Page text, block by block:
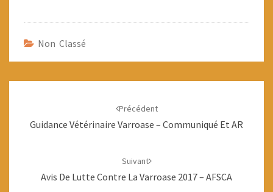
Non Classé
Précédent
Guidance Vétérinaire Varroase – Communiqué Et AR
Suivant
Avis De Lutte Contre La Varroase 2017 – AFSCA